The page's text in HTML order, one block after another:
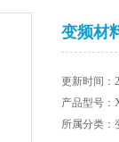
变频材
更新时间
产品型号
所属分类